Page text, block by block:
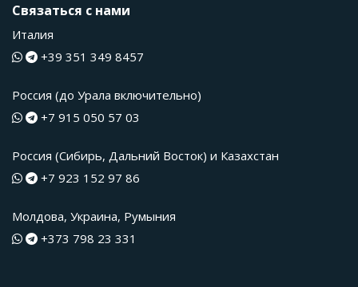
Связаться с нами
Италия
+39 351 349 8457
Россия (до Урала включительно)
+7 915 050 57 03
Россия (Сибирь, Дальний Восток) и Казахстан
+7 923 152 97 86
Молдова, Украина, Румыния
+373 798 23 331